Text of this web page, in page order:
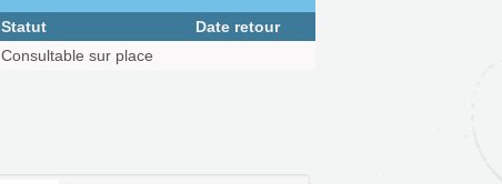
Statut
Date retour
Consultable sur place